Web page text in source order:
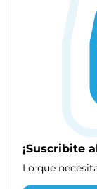
¡Suscribite
Lo que